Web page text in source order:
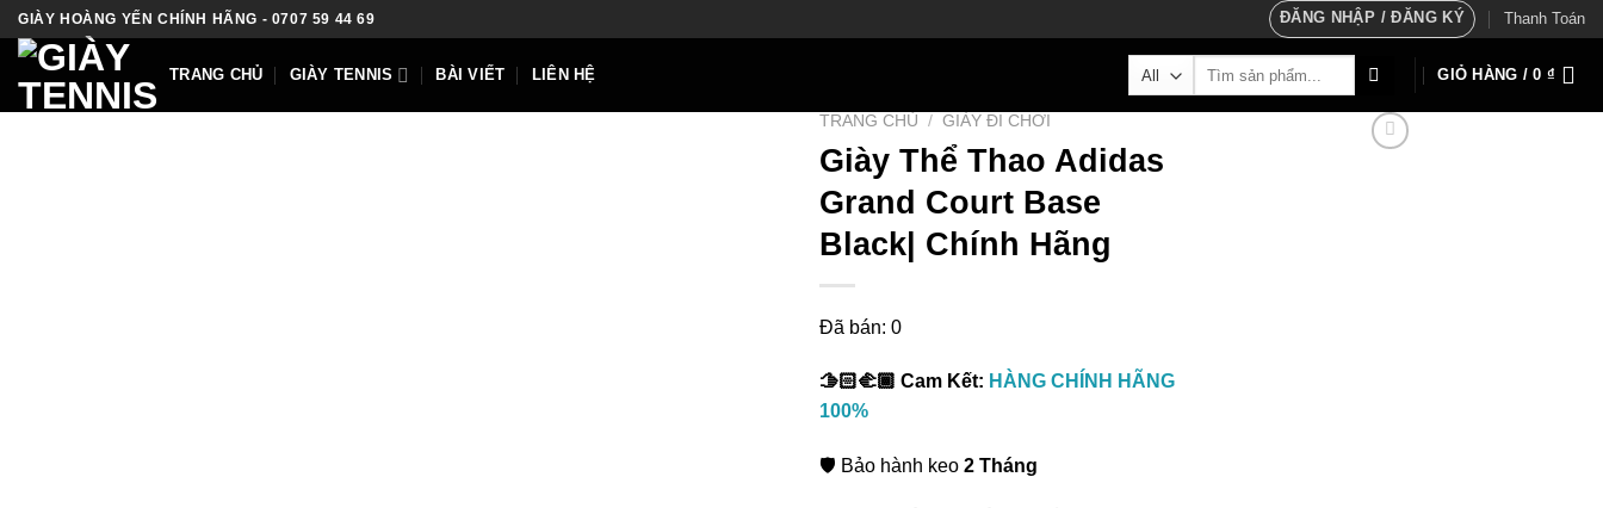
Skip
to
content
GIÀY HOÀNG YẾN CHÍNH HÃNG - 0707 59 44 69 ĐĂNG NHẬP / ĐĂNG KÝ Thanh Toán
TRANG CHỦ GIÀY TENNIS BÀI VIẾT LIÊN HỆ GIỎ HÀNG /0 ₫
TRANG CHỦ / GIÀY ĐI CHƠI
Giày Thể Thao Adidas
Grand Court Base
Black| Chính Hãng
Đã bán: 0
🫱🏻‍🫲🏾 Cam Kết: HÀNG CHÍNH HÃNG
100%
🛡️ Bảo hành keo 2 Tháng